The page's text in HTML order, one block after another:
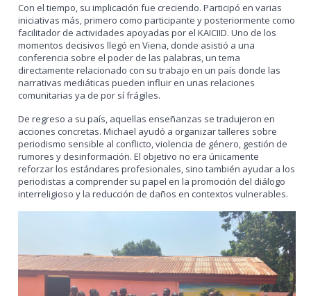
Con el tiempo, su implicación fue creciendo. Participó en varias
iniciativas más, primero como participante y posteriormente como
facilitador de actividades apoyadas por el KAICIID. Uno de los
momentos decisivos llegó en Viena, donde asistió a una
conferencia sobre el poder de las palabras, un tema
directamente relacionado con su trabajo en un país donde las
narrativas mediáticas pueden influir en unas relaciones
comunitarias ya de por sí frágiles.
De regreso a su país, aquellas enseñanzas se tradujeron en
acciones concretas. Michael ayudó a organizar talleres sobre
periodismo sensible al conflicto, violencia de género, gestión de
rumores y desinformación. El objetivo no era únicamente
reforzar los estándares profesionales, sino también ayudar a los
periodistas a comprender su papel en la promoción del diálogo
interreligioso y la reducción de daños en contextos vulnerables.